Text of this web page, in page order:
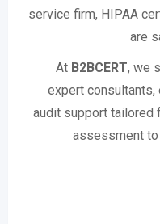
service firm, HIPAA
are
At B2BCERT, we
expert consultants,
audit support tailored
assessment to